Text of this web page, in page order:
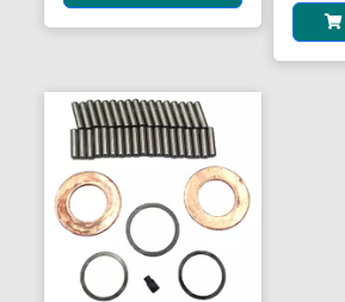
Aneis para Microblading
Anel de Vedação O-Ring
Anilhas
Anilhas de Marcação
Antenas